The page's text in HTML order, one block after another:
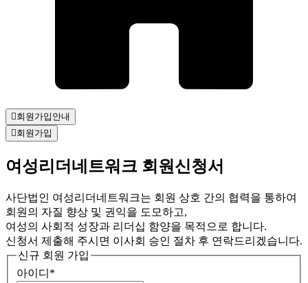
회원가입안내
회원가입
여성리더네트워크 회원신청서
사단법인 여성리더네트워크는 회원 상호 간의 협력을 통하여
회원의 자질 향상 및 권익을 도모하고,
여성의 사회적 성장과 리더십 함양을 목적으로 합니다.
신청서 제출해 주시면 이사회 승인 절차 후 연락드리겠습니다.
신규 회원 가입
아이디 *